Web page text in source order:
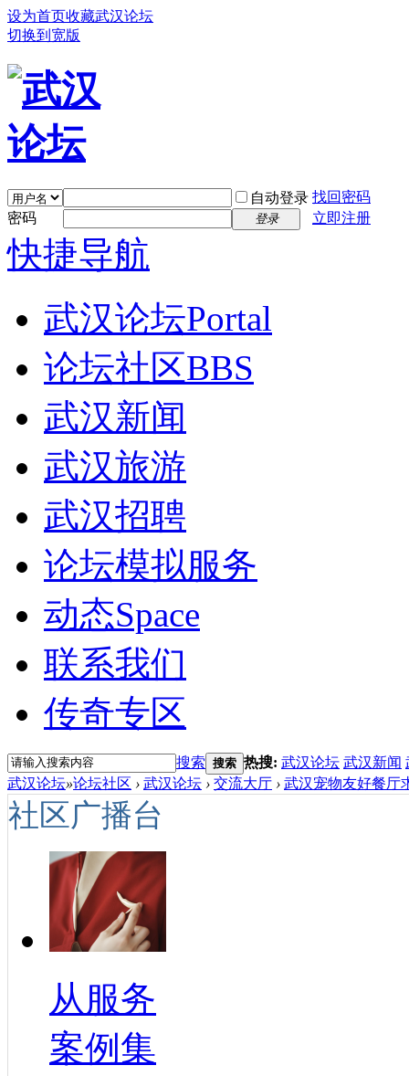
设为首页收藏武汉论坛
切换到宽版
自动登录 找回密码
密码
登录 立即注册
快捷导航
武汉论坛Portal
论坛社区BBS
武汉新闻
武汉旅游
武汉招聘
论坛模拟服务
动态Space
联系我们
传奇专区
搜索 搜索 热搜: 武汉论坛 武汉新闻
武汉论坛»论坛社区 › 武汉论坛 › 交流大厅 › 武汉宠物友好餐厅
社区广播台
从服务
案例集